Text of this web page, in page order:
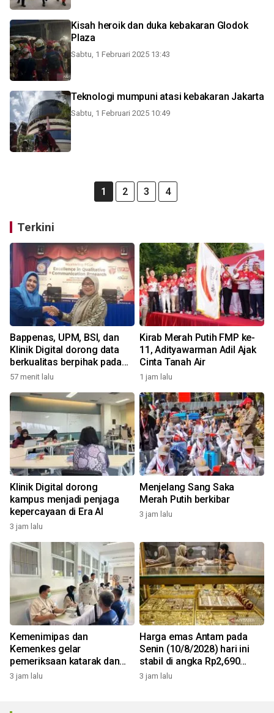
Kisah heroik dan duka kebakaran Glodok
Plaza
Sabtu, 1 Februari 2025 13:43
Teknologi mumpuni atasi kebakaran Jakarta
Sabtu, 1 Februari 2025 10:49
1 2 3 4
Terkini
Bappenas, UPM, BSI, dan
Klinik Digital dorong data
berkualitas berpihak pada
manusia
57 menit lalu
Kirab Merah Putih FMP ke-
11, Adityawarman Adil Ajak
Cinta Tanah Air
1 jam lalu
Klinik Digital dorong
kampus menjadi penjaga
kepercayaan di Era AI
3 jam lalu
Menjelang Sang Saka
Merah Putih berkibar
3 jam lalu
Kemenimipas dan
Kemenkes gelar
pemeriksaan katarak dan
CKG sambut HUT RI
3 jam lalu
Harga emas Antam pada
Senin (10/8/2028) hari ini
stabil di angka Rp2,690
juta/gr
3 jam lalu